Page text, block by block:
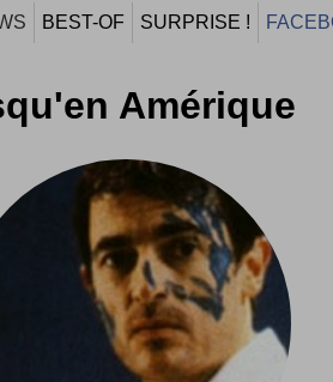
BEST-OF SURPRISE !
Amérique